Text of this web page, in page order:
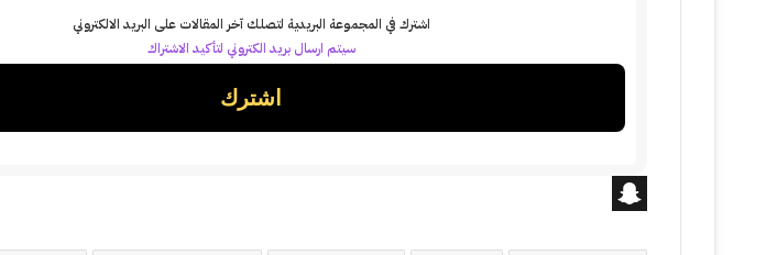
اشترك في المجموعة البريدية لتصلك آخر المقالات على البريد الالكتروني
سيتم ارسال بريد الكتروني لتأكيد الاشتراك